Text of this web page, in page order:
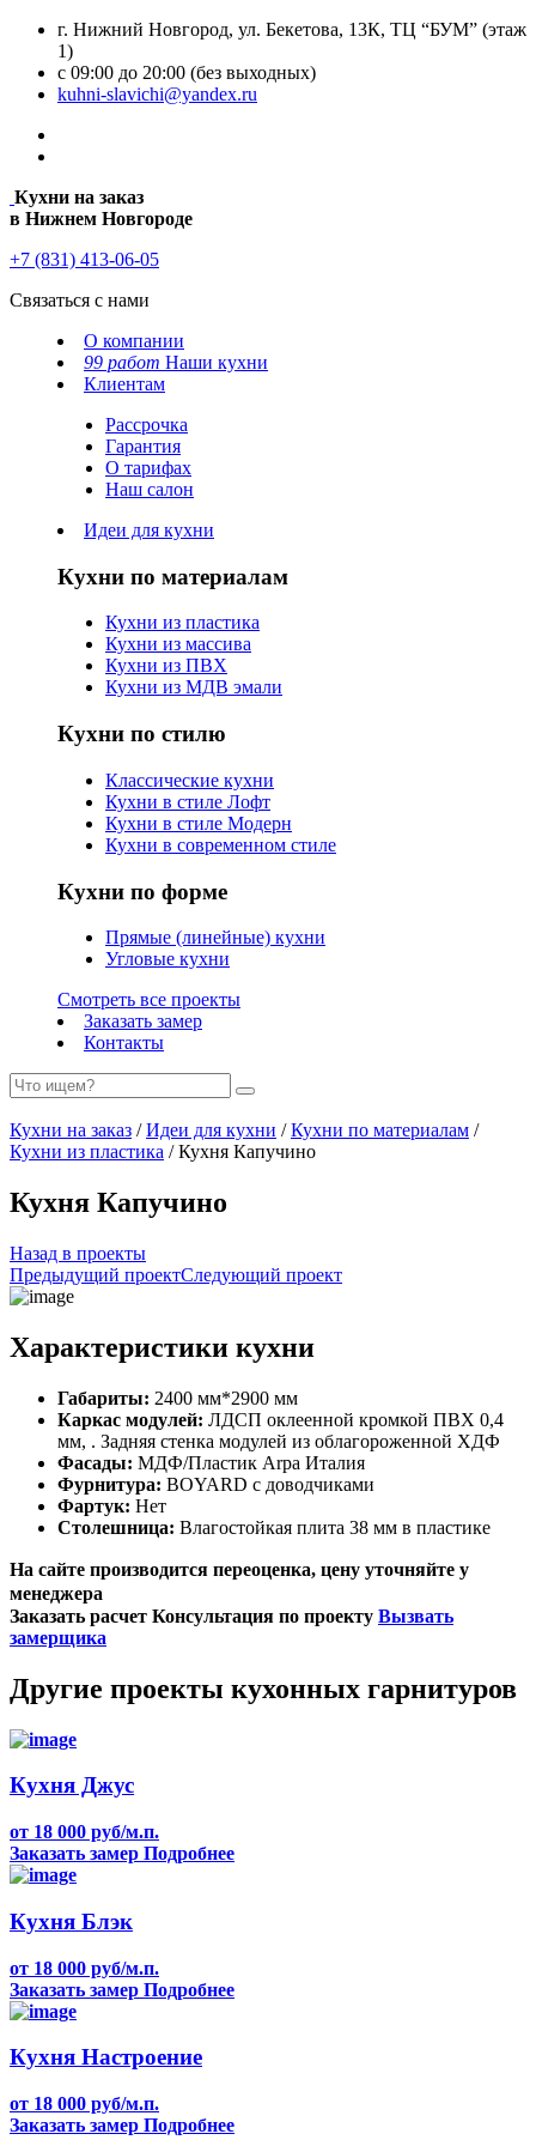
г. Нижний Новгород, ул. Бекетова, 13К, ТЦ “БУМ” (этаж
1)
с 09:00 до 20:00 (без выходных)
kuhni-slavichi@yandex.ru
Кухни на заказ
в Нижнем Новгороде
+7 (831) 413-06-05
Связаться с нами
О компании
99 работ Наши кухни
Клиентам
Рассрочка
Гарантия
О тарифах
Наш салон
Идеи для кухни
Кухни по материалам
Кухни из пластика
Кухни из массива
Кухни из ПВХ
Кухни из МДВ эмали
Кухни по стилю
Классические кухни
Кухни в стиле Лофт
Кухни в стиле Модерн
Кухни в современном стиле
Кухни по форме
Прямые (линейные) кухни
Угловые кухни
Смотреть все проекты
Заказать замер
Контакты
Кухни на заказ /Идеи для кухни /Кухни по материалам /
Кухни из пластика / Кухня Капучино
Кухня Капучино
Назад в проекты
Предыдущий проектСледующий проект
Характеристики кухни
Габариты: 2400 мм*2900 мм
Каркас модулей: ЛДСП оклеенной кромкой ПВХ 0,4
мм, . Задняя стенка модулей из облагороженной ХДФ
Фасады: МДФ/Пластик Arpa Италия
Фурнитура: BOYARD с доводчиками
Фартук: Нет
Столешница: Влагостойкая плита 38 мм в пластике
На сайте производится переоценка, цену уточняйте у
менеджера
Заказать расчет Консультация по проекту Вызвать
замерщика
Другие проекты кухонных гарнитуров
Кухня Джус
от 18 000 руб/м.п.
Заказать замер Подробнее
Кухня Блэк
от 18 000 руб/м.п.
Заказать замер Подробнее
Кухня Настроение
от 18 000 руб/м.п.
Заказать замер Подробнее